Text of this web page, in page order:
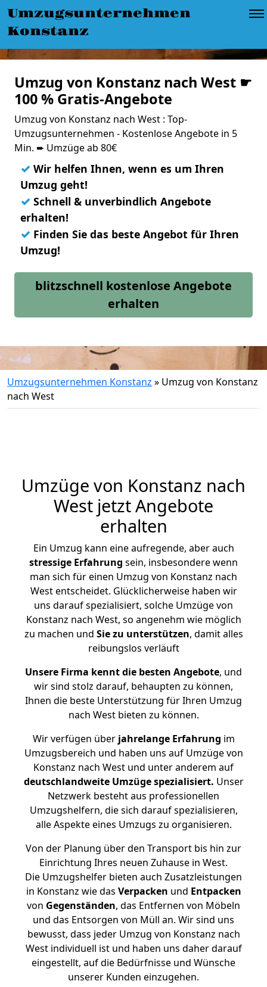
Umzugsunternehmen
Konstanz
Umzug von Konstanz nach West ☛
100 % Gratis-Angebote
Umzug von Konstanz nach West : Top-
Umzugsunternehmen - Kostenlose Angebote in 5
Min. ➨ Umzüge ab 80€
✓ Wir helfen Ihnen, wenn es um Ihren
Umzug geht!
✓ Schnell & unverbindlich Angebote
erhalten!
✓ Finden Sie das beste Angebot für Ihren
Umzug!
blitzschnell kostenlose Angebote
erhalten
Umzugsunternehmen Konstanz » Umzug von Konstanz
nach West
Umzüge von Konstanz nach
West jetzt Angebote
erhalten
Ein Umzug kann eine aufregende, aber auch
stressige Erfahrung sein, insbesondere wenn
man sich für einen Umzug von Konstanz nach
West entscheidet. Glücklicherweise haben wir
uns darauf spezialisiert, solche Umzüge von
Konstanz nach West, so angenehm wie möglich
zu machen und Sie zu unterstützen, damit alles
reibungslos verläuft
Unsere Firma kennt die besten Angebote, und
wir sind stolz darauf, behaupten zu können,
Ihnen die beste Unterstützung für Ihren Umzug
nach West bieten zu können.
Wir verfügen überjahrelange Erfahrung im
Umzugsbereich und haben uns auf Umzüge von
Konstanz nach West und unter anderem auf
deutschlandweite Umzüge spezialisiert. Unser
Netzwerk besteht aus professionellen
Umzugshelfern, die sich darauf spezialisieren,
alle Aspekte eines Umzugs zu organisieren.
Von der Planung über den Transport bis hin zur
Einrichtung Ihres neuen Zuhause in West.
Die Umzugshelfer bieten auch Zusatzleistungen
in Konstanz wie das Verpacken und Entpacken
von Gegenständen, das Entfernen von Möbeln
und das Entsorgen von Müll an. Wir sind uns
bewusst, dass jeder Umzug von Konstanz nach
West individuell ist und haben uns daher darauf
eingestellt, auf die Bedürfnisse und Wünsche
unserer Kunden einzugehen.